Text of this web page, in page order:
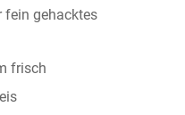
fein gehacktes
frisch